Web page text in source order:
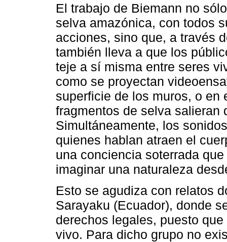
El trabajo de Biemann no
selva amazónica, con todos
acciones, sino que, a través
también lleva a que los
teje a sí misma entre seres
como se proyectan
superficie de los muros, o en
fragmentos de selva salieran
Simultáneamente, los
quienes hablan atraen el
una conciencia soterrada
imaginar una naturaleza
Esto se agudiza con relatos
Sarayaku (Ecuador), donde
derechos legales, puesto
vivo. Para dicho grupo no